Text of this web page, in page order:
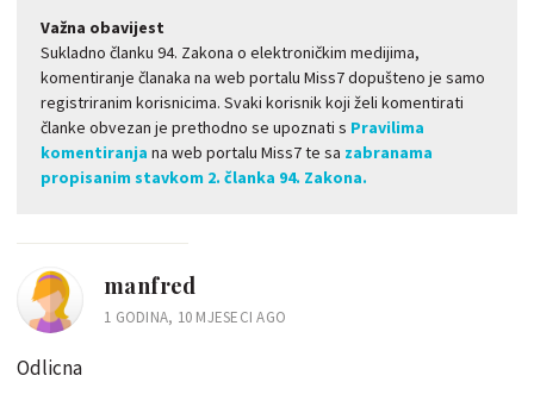
Važna obavijest
Sukladno članku 94. Zakona o elektroničkim medijima,
komentiranje članaka na web portalu Miss7 dopušteno je samo
registriranim korisnicima. Svaki korisnik koji želi komentirati
članke obvezan je prethodno se upoznati s Pravilima
komentiranja na web portalu Miss7 te sa zabranama
propisanim stavkom 2. članka 94. Zakona.
manfred
1 GODINA, 10 MJESECI AGO
Odlicna